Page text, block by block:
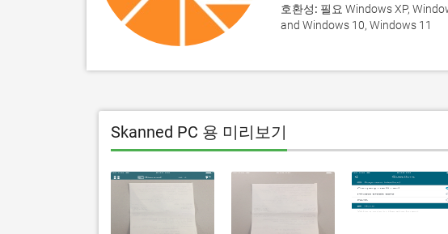
호환성: 필요 Windows XP,
and Windows 10, Windows 11
Skanned PC 용 미리보기